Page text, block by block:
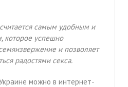
самым удобным и
которое успешно
и позволяет
радостями секса.
можно в интернет-